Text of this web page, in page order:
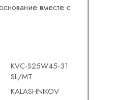
вместе с
KVC-S25W45-31
SL/MT
KALASHNIKOV